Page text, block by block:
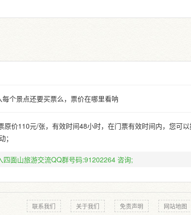
个景点还要买票么，票价在哪里看呐
原价110元/张，有效时间48小时，在门票有效时间内，您可
；
四面山旅游交流QQ群号码:91202264 咨询;
联系我们 关于我们 免责声明 网站地图